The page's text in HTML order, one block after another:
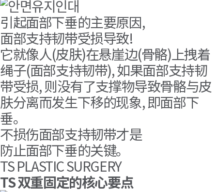
引起面部下垂的主要原因,
面部支持韧带受损导致!
它就像人(皮肤)在悬崖边(骨骼)上拽着
绳子(面部支持韧带), 如果面部支持韧
带受损, 则没有了支撑物导致骨骼与皮
肤分离而发生下移的现象, 即面部下
垂。
不损伤面部支持韧带才是
防止面部下垂的关键。
TS PLASTIC SURGERY
TS 双重固定的核心要点